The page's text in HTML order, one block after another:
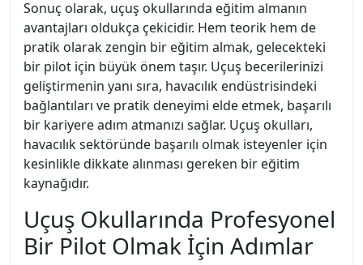
Sonuç olarak, uçuş okullarında eğitim almanın
avantajları oldukça çekicidir. Hem teorik hem de
pratik olarak zengin bir eğitim almak, gelecekteki
bir pilot için büyük önem taşır. Uçuş becerilerinizi
geliştirmenin yanı sıra, havacılık endüstrisindeki
bağlantıları ve pratik deneyimi elde etmek, başarılı
bir kariyere adım atmanızı sağlar. Uçuş okulları,
havacılık sektöründe başarılı olmak isteyenler için
kesinlikle dikkate alınması gereken bir eğitim
kaynağıdır.
Uçuş Okullarında Profesyonel
Bir Pilot Olmak İçin Adımlar